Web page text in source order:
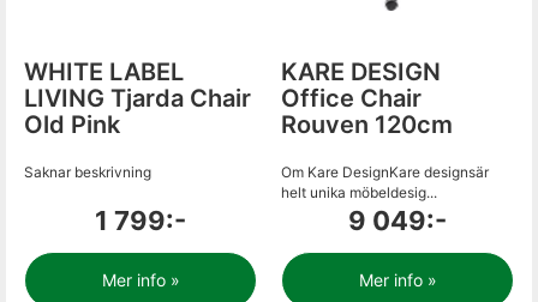
WHITE LABEL
LIVING Tjarda Chair
Old Pink
Saknar beskrivning
1 799:-
Mer info »
KARE DESIGN
Office Chair
Rouven 120cm
Om Kare DesignKare designsär
helt unika möbeldesig...
9 049:-
Mer info »